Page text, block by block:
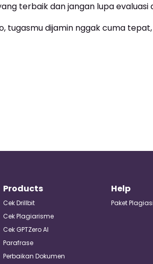
terbaik dan jangan lupa
tugasmu dijamin nggak cuma
Products
Cek Drillbit
Cek Plagiarisme
Cek GPTZero AI
Parafrase
Perbaikan Dokumen
Help
Paket